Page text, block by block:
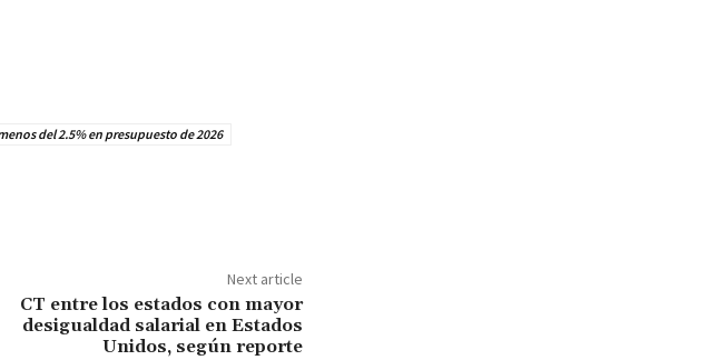
del 2.5% en presupuesto de 2026
Next article
CT entre los estados con mayor
desigualdad salarial en Estados
Unidos, según reporte